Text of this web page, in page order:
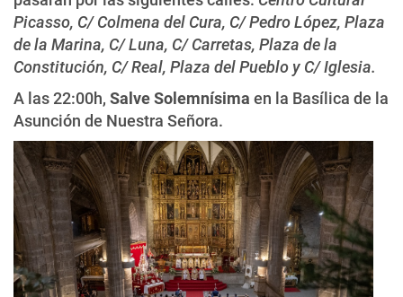
Picasso, C/ Colmena del Cura, C/ Pedro López, Plaza
de la Marina, C/ Luna, C/ Carretas, Plaza de la
Constitución, C/ Real, Plaza del Pueblo y C/ Iglesia.
A las 22:00h, Salve Solemnísima en la Basílica de la
Asunción de Nuestra Señora.